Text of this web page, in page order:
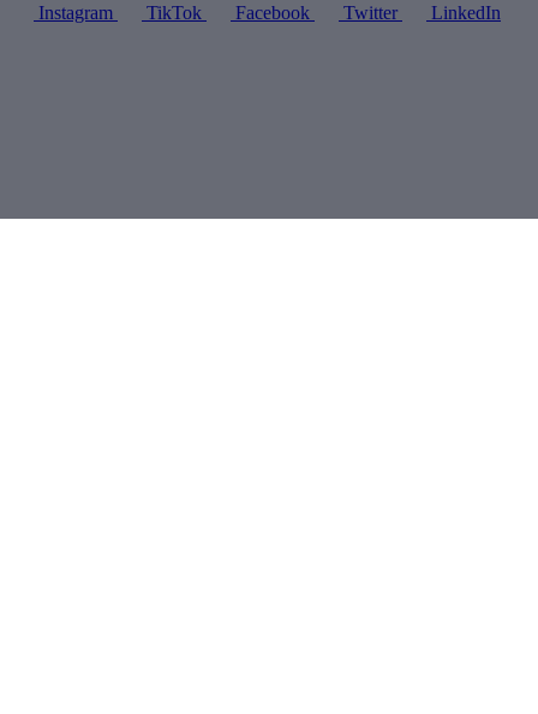
Instagram
TikTok Facebook Twitter LinkedIn